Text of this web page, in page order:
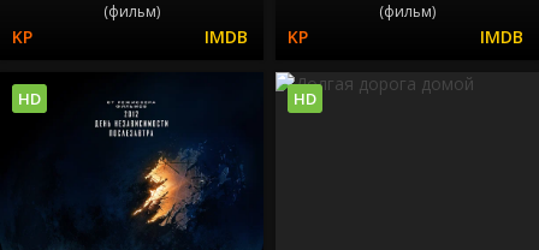
(фильм) (фильм)
HD HD